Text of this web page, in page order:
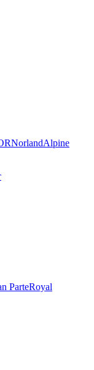
NorlandAlpine
ParteRoyal